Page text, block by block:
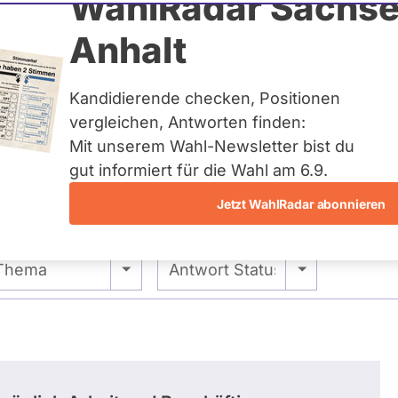
Anhalt
Kandidierende checken, Positionen
vergleichen, Antworten finden:
Mit unserem Wahl-Newsletter bist du
gut informiert für die Wahl am 6.9.
Jetzt WahlRadar abonnieren
und kein zukünftiges
auf Landes-, Bundes-
über eine
erfasst.
Alle - Antwort Status
- Alle -